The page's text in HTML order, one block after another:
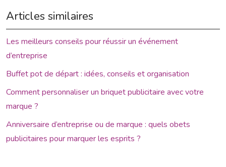
Articles similaires
Les meilleurs conseils pour réussir un événement
d’entreprise
Buffet pot de départ : idées, conseils et organisation
Comment personnaliser un briquet publicitaire avec votre
marque ?
Anniversaire d’entreprise ou de marque : quels obets
publicitaires pour marquer les esprits ?